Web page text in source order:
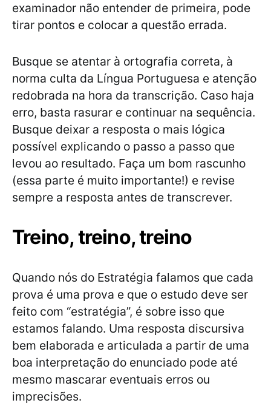
examinador não entender de primeira, pode
tirar pontos e colocar a questão errada.
Busque se atentar à ortografia correta, à
norma culta da Língua Portuguesa e atenção
redobrada na hora da transcrição. Caso haja
erro, basta rasurar e continuar na sequência.
Busque deixar a resposta o mais lógica
possível explicando o passo a passo que
levou ao resultado. Faça um bom rascunho
(essa parte é muito importante!) e revise
sempre a resposta antes de transcrever.
Treino, treino, treino
Quando nós do Estratégia falamos que cada
prova é uma prova e que o estudo deve ser
feito com “estratégia”, é sobre isso que
estamos falando. Uma resposta discursiva
bem elaborada e articulada a partir de uma
boa interpretação do enunciado pode até
mesmo mascarar eventuais erros ou
imprecisões.